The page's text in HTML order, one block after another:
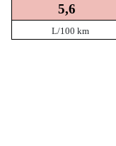
5,6
L/100 km